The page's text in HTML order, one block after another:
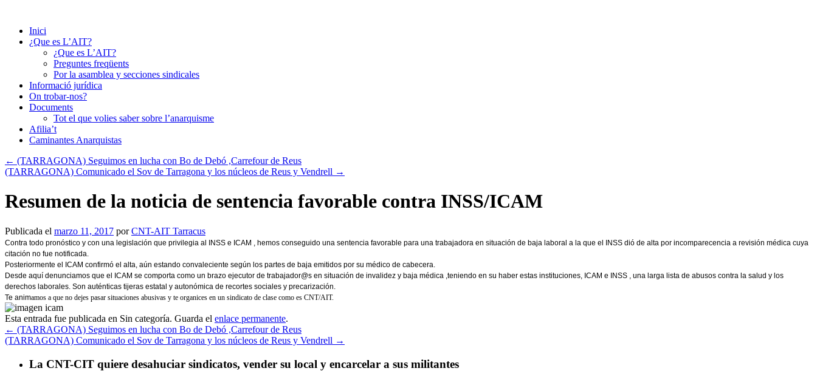
contenido
Inici
¿Que es L’AIT?
¿Que es L’AIT?
Preguntes freqüents
Por la asamblea y secciones sindicales
Informació jurídica
On trobar-nos?
Documents
Tot el que volies saber sobre l’anarquisme
Afilia’t
Caminantes Anarquistas
← (TARRAGONA) Seguimos en lucha con Bo de Debó ,Carrefour de Reus
(TARRAGONA) Comunicado el Sov de Tarragona y los núcleos de Reus y Vendrell →
Resumen de la noticia de sentencia favorable contra INSS/ICAM
Publicada el marzo 11, 2017 por CNT-AIT Tarracus
Contra todo pronóstico y con una legislación que privilegia al INSS e ICAM , hemos conseguido una sentencia favorable para una trabajadora en situación de baja laboral a la que el INSS dió de alta por incomparecencia a revisión médica cuya
citación no fue notificada.
Posteriormente el ICAM confirmó el alta, aún estando convaleciente según los partes de baja emitidos por su médico de cabecera.
Desde aquí denunciamos que el ICAM se comporta como un brazo ejecutor de trabajador@s en situación de invalidez y baja médica ,teniendo en su haber estas instituciones, ICAM e INSS , una larga lista de abusos contra la salud y los
derechos laborales. Son auténticas tijeras estatal y autonómica de recortes sociales y precarización.
Te animamos a que no dejes pasar situaciones abusivas y te organices en un sindicato de clase como es CNT/AIT.
Esta entrada fue publicada en Sin categoría. Guarda el enlace permanente.
← (TARRAGONA) Seguimos en lucha con Bo de Debó ,Carrefour de Reus
(TARRAGONA) Comunicado el Sov de Tarragona y los núcleos de Reus y Vendrell →
La CNT-CIT quiere desahuciar sindicatos, vender su local y encarcelar a sus militantes